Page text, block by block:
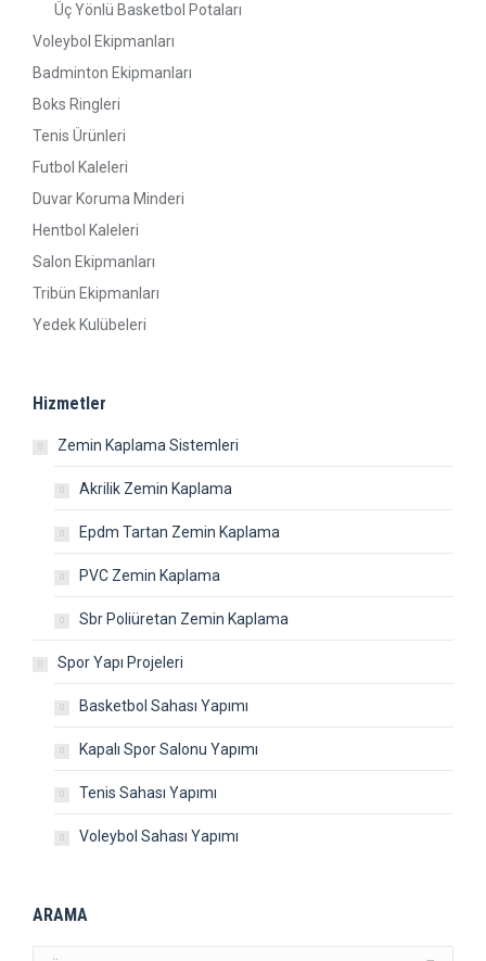
Üç Yönlü Basketbol Potaları
Voleybol Ekipmanları
Badminton Ekipmanları
Boks Ringleri
Tenis Ürünleri
Futbol Kaleleri
Duvar Koruma Minderi
Hentbol Kaleleri
Salon Ekipmanları
Tribün Ekipmanları
Yedek Kulübeleri
Hizmetler
Zemin Kaplama Sistemleri
Akrilik Zemin Kaplama
Epdm Tartan Zemin Kaplama
PVC Zemin Kaplama
Sbr Poliüretan Zemin Kaplama
Spor Yapı Projeleri
Basketbol Sahası Yapımı
Kapalı Spor Salonu Yapımı
Tenis Sahası Yapımı
Voleybol Sahası Yapımı
ARAMA